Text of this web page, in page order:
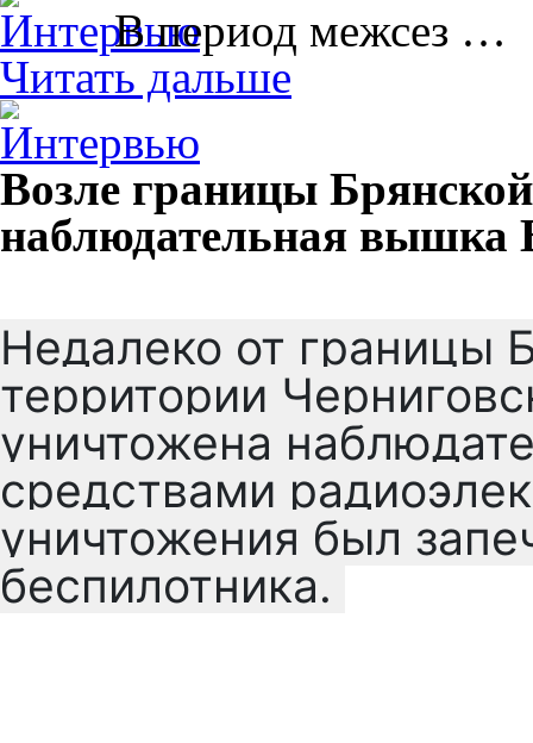
В период межсез …
Читать дальше
Возле границы
наблюдательная вышка
Недалеко от границы
территории
уничтожена
средствами
уничтожения был
беспилотника.